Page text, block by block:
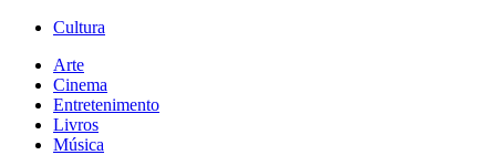
Cultura
Arte
Cinema
Entretenimento
Livros
Música